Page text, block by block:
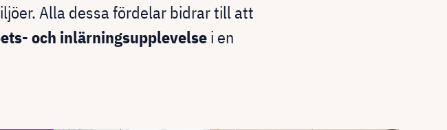
Alla dessa fördelar bidrar till att
och inlärningsupplevelsei en